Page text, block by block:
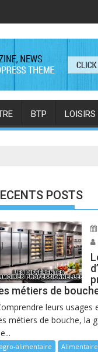
BTP LOISIRS
POSTS
métiers de
leurs usages
métiers de bouche, la
agro-alimentaire Alimentaire